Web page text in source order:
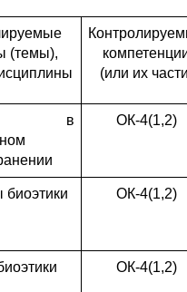
(темы),
(или их
в
ОК-4(1,2)
ОК-4(1,2)
ОК-4(1,2)